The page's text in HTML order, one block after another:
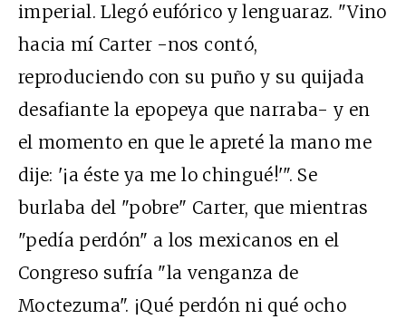
imperial. Llegó eufórico y lenguaraz. "Vino
hacia mí Carter -nos contó,
reproduciendo con su puño y su quijada
desafiante la epopeya que narraba- y en
el momento en que le apreté la mano me
dije: '¡a éste ya me lo chingué!'". Se
burlaba del "pobre" Carter, que mientras
"pedía perdón" a los mexicanos en el
Congreso sufría "la venganza de
Moctezuma". ¡Qué perdón ni qué ocho